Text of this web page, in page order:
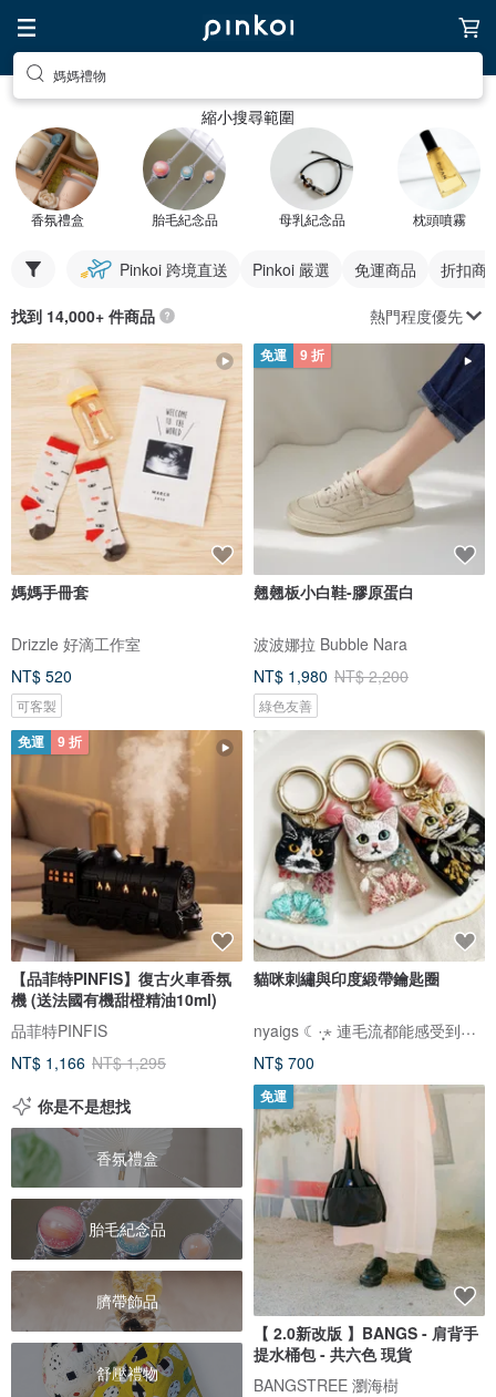
媽媽禮物
縮小搜尋範圍
香氛禮盒 胎毛紀念品 母乳紀念品 枕頭噴霧
Pinkoi 跨境直送 Pinkoi 嚴選 免運商品 折扣商
找到 14,000+ 件商品 熱門程度優先
媽媽手冊套
Drizzle 好滴工作室
NT$ 520
可客製
免運 9 折
翹翹板小白鞋-膠原蛋白
波波娜拉 Bubble Nara
NT$ 1,980 NT$ 2,200
綠色友善
免運 9 折
【品菲特PINFIS】復古火車香氛
機 (送法國有機甜橙精油10ml)
品菲特PINFIS
NT$ 1,166 NT$ 1,295
貓咪刺繡與印度緞帶鑰匙圈
nyaigs ☾·̩͙⋆ 連毛流都能感受到的貓咪刺繡
NT$ 700
你是不是想找
香氛禮盒
胎毛紀念品
臍帶飾品
舒壓禮物
免運
【 2.0新改版 】BANGS - 肩背手
提水桶包 - 共六色 現貨
BANGSTREE 瀏海樹